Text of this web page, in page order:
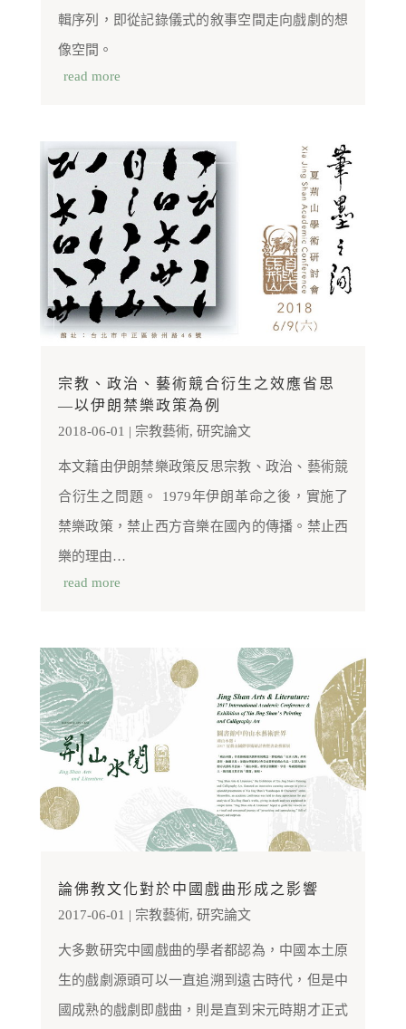
輯序列，即從記錄儀式的敘事空間走向戲劇的想
像空間。
read more
宗教、政治、藝術競合衍生之效應省思
—以伊朗禁樂政策為例
2018-06-01 | 宗教藝術, 研究論文
本文藉由伊朗禁樂政策反思宗教、政治、藝術競
合衍生之問題。 1979年伊朗革命之後，實施了
禁樂政策，禁止西方音樂在國內的傳播。禁止西
樂的理由…
read more
論佛教文化對於中國戲曲形成之影響
2017-06-01 | 宗教藝術, 研究論文
大多數研究中國戲曲的學者都認為，中國本土原
生的戲劇源頭可以一直追溯到遠古時代，但是中
國成熟的戲劇即戲曲，則是直到宋元時期才正式